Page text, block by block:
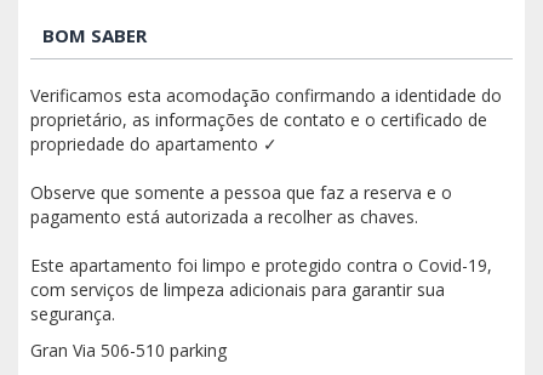
BOM SABER
Verificamos esta acomodação confirmando a identidade do
proprietário, as informações de contato e o certificado de
propriedade do apartamento ✓
Observe que somente a pessoa que faz a reserva e o
pagamento está autorizada a recolher as chaves.
Este apartamento foi limpo e protegido contra o Covid-19,
com serviços de limpeza adicionais para garantir sua
segurança.
Gran Via 506-510 parking